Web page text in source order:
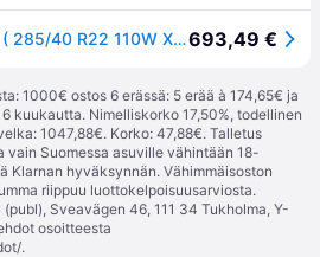
Pirelli Scorpion Winter 2 ( 285/40 R22 110W XL Elect, L1 )693,49 €
1000€ ostos 6 erässä: 5 erää à 174,65€ ja
kuukautta. Nimelliskorko 17,50%, todellinen
1047,88€. Korko: 47,88€. Talletus
vain Suomessa asuville vähintään 18-
Klarnan hyväksynnän. Vähimmäisoston
riippuu luottokelpoisuusarviosta.
Sveavägen 46, 111 34 Tukholma, Y-
osoitteesta
.